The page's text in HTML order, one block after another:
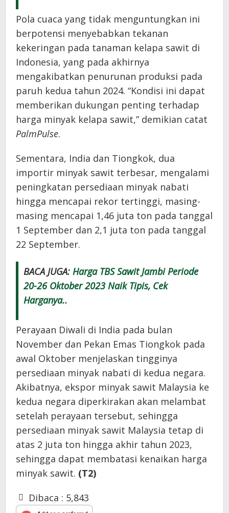
Pola cuaca yang tidak menguntungkan ini
berpotensi menyebabkan tekanan
kekeringan pada tanaman kelapa sawit di
Indonesia, yang pada akhirnya
mengakibatkan penurunan produksi pada
paruh kedua tahun 2024. “Kondisi ini dapat
memberikan dukungan penting terhadap
harga minyak kelapa sawit,” demikian catat
PalmPulse.
Sementara, India dan Tiongkok, dua
importir minyak sawit terbesar, mengalami
peningkatan persediaan minyak nabati
hingga mencapai rekor tertinggi, masing-
masing mencapai 1,46 juta ton pada tanggal
1 September dan 2,1 juta ton pada tanggal
22 September.
BACA JUGA: Harga TBS Sawit Jambi Periode
20-26 Oktober 2023 Naik Tipis, Cek
Harganya..
Perayaan Diwali di India pada bulan
November dan Pekan Emas Tiongkok pada
awal Oktober menjelaskan tingginya
persediaan minyak nabati di kedua negara.
Akibatnya, ekspor minyak sawit Malaysia ke
kedua negara diperkirakan akan melambat
setelah perayaan tersebut, sehingga
persediaan minyak sawit Malaysia tetap di
atas 2 juta ton hingga akhir tahun 2023,
sehingga dapat membatasi kenaikan harga
minyak sawit. (T2)
Dibaca : 5,843